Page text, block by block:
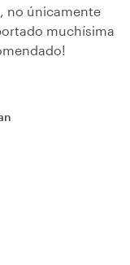
no únicamente
muchísima